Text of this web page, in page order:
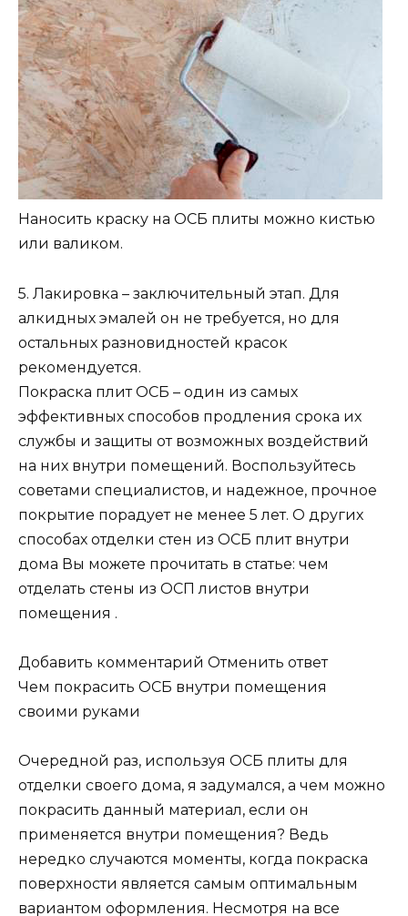
Наносить краску на ОСБ плиты можно кистью
или валиком.
5. Лакировка – заключительный этап. Для
алкидных эмалей он не требуется, но для
остальных разновидностей красок
рекомендуется.
Покраска плит ОСБ – один из самых
эффективных способов продления срока их
службы и защиты от возможных воздействий
на них внутри помещений. Воспользуйтесь
советами специалистов, и надежное, прочное
покрытие порадует не менее 5 лет. О других
способах отделки стен из ОСБ плит внутри
дома Вы можете прочитать в статье: чем
отделать стены из ОСП листов внутри
помещения .
Добавить комментарий Отменить ответ
Чем покрасить ОСБ внутри помещения
своими руками
Очередной раз, используя ОСБ плиты для
отделки своего дома, я задумался, а чем можно
покрасить данный материал, если он
применяется внутри помещения? Ведь
нередко случаются моменты, когда покраска
поверхности является самым оптимальным
вариантом оформления. Несмотря на все